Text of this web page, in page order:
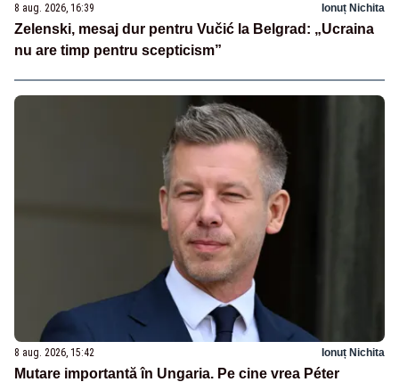
8 aug. 2026, 16:39 Ionuț Nichita
Zelenski, mesaj dur pentru Vučić la Belgrad: „Ucraina
nu are timp pentru scepticism”
8 aug. 2026, 15:42 Ionuț Nichita
Mutare importantă în Ungaria. Pe cine vrea Péter